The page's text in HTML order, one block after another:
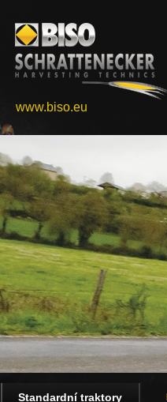
www.biso.eu
Standardní traktory